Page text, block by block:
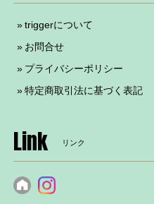
triggerについて
お問合せ
プライバシーポリシー
特定商取引法に基づく表記
Link リンク